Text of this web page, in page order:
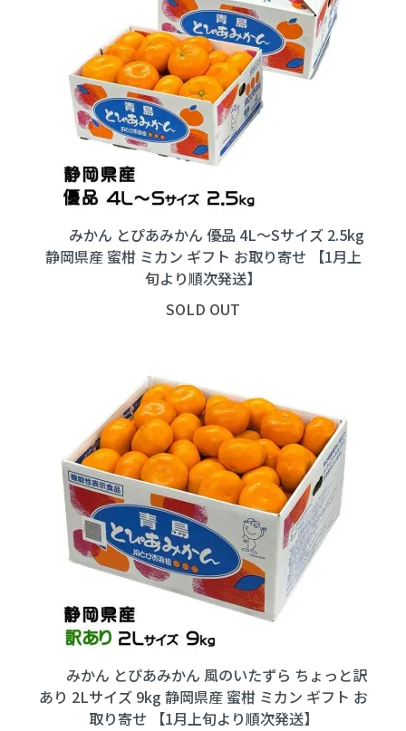
みかん とぴあみかん 優品 4L～Sサイズ 2.5kg
静岡県産 蜜柑 ミカン ギフト お取り寄せ 【1月上
旬より順次発送】
SOLD OUT
みかん とぴあみかん 風のいたずら ちょっと訳
あり 2Lサイズ 9kg 静岡県産 蜜柑 ミカン ギフト お
取り寄せ 【1月上旬より順次発送】